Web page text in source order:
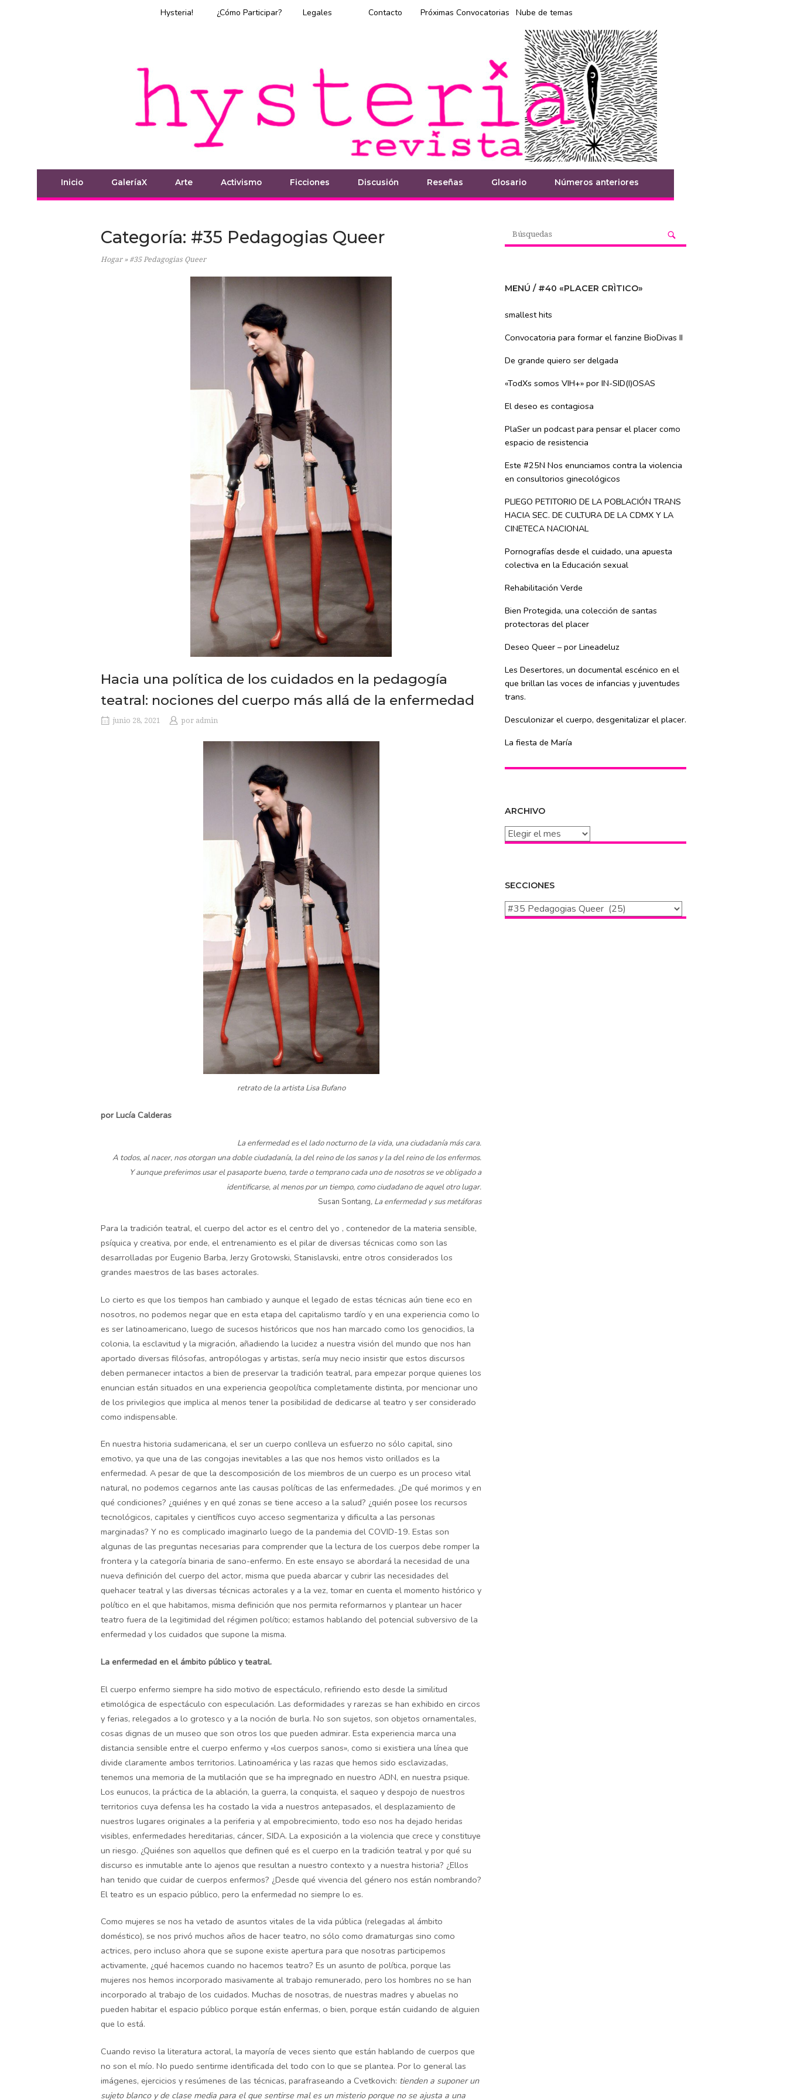
Hysteria! ¿Cómo Participar? Legales Contacto Próximas Convocatorias Nube de temas
Inicio GaleríaX Arte Activismo Ficciones Discusión Reseñas Glosario Números anteriores
Categoría: #35 Pedagogias Queer
Hogar »#35 Pedagogias Queer
Hacia una política de los cuidados en la pedagogía
teatral: nociones del cuerpo más allá de la enfermedad
junio 28, 2021 por admin
retrato de la artista Lisa Bufano
por Lucía Calderas
La enfermedad es el lado nocturno de la vida, una ciudadanía más cara.
A todos, al nacer, nos otorgan una doble ciudadanía, la del reino de los sanos y la del reinode los enfermos.
Y aunque preferimos usar el pasaporte bueno, tarde o temprano cada uno de nosotros se veobligado a
identificarse, al menos por un tiempo, como ciudadano de aquel otro lugar.
Susan Sontang, La enfermedad y sus metáforas
Para la tradición teatral, el cuerpo del actor es el centro del yo , contenedor de la materia sensible,
psíquica y creativa, por ende, el entrenamiento es el pilar de diversas técnicas como son las
desarrolladas por Eugenio Barba, Jerzy Grotowski, Stanislavski, entre otros considerados los
grandes maestros de las bases actorales.
Lo cierto es que los tiempos han cambiado y aunque el legado de estas técnicas aún tiene eco en
nosotros, no podemos negar que en esta etapa del capitalismo tardío y en una experiencia como lo
es ser latinoamericano, luego de sucesos históricos que nos han marcado como los genocidios, la
colonia, la esclavitud y la migración, añadiendo la lucidez a nuestra visión del mundo que nos han
aportado diversas filósofas, antropólogas y artistas, sería muy necio insistir que estos discursos
deben permanecer intactos a bien de preservar la tradición teatral, para empezar porque quienes los
enuncian están situados en una experiencia geopolítica completamente distinta, por mencionar uno
de los privilegios que implica al menos tener la posibilidad de dedicarse al teatro y ser considerado
como indispensable.
En nuestra historia sudamericana, el ser un cuerpo conlleva un esfuerzo no sólo capital, sino
emotivo, ya que una de las congojas inevitables a las que nos hemos visto orillados es la
enfermedad. A pesar de que la descomposición de los miembros de un cuerpo es un proceso vital
natural, no podemos cegarnos ante las causas políticas de las enfermedades. ¿De qué morimos y en
qué condiciones? ¿quiénes y en qué zonas se tiene acceso a la salud? ¿quién posee los recursos
tecnológicos, capitales y científicos cuyo acceso segmentariza y dificulta a las personas
marginadas? Y no es complicado imaginarlo luego de la pandemia del COVID-19. Estas son
algunas de las preguntas necesarias para comprender que la lectura de los cuerpos debe romper la
frontera y la categoría binaria de sano-enfermo. En este ensayo se abordará la necesidad de una
nueva definición del cuerpo del actor, misma que pueda abarcar y cubrir las necesidades del
quehacer teatral y las diversas técnicas actorales y a la vez, tomar en cuenta el momento histórico y
político en el que habitamos, misma definición que nos permita reformarnos y plantear un hacer
teatro fuera de la legitimidad del régimen político; estamos hablando del potencial subversivo de la
enfermedad y los cuidados que supone la misma.
La enfermedad en el ámbito público y teatral.
El cuerpo enfermo siempre ha sido motivo de espectáculo, refiriendo esto desde la similitud
etimológica de espectáculo con especulación. Las deformidades y rarezas se han exhibido en circos
y ferias, relegados a lo grotesco y a la noción de burla. No son sujetos, son objetos ornamentales,
cosas dignas de un museo que son otros los que pueden admirar. Esta experiencia marca una
distancia sensible entre el cuerpo enfermo y «los cuerpos sanos», como si existiera una línea que
divide claramente ambos territorios. Latinoamérica y las razas que hemos sido esclavizadas,
tenemos una memoria de la mutilación que se ha impregnado en nuestro ADN, en nuestra psique.
Los eunucos, la práctica de la ablación, la guerra, la conquista, el saqueo y despojo de nuestros
territorios cuya defensa les ha costado la vida a nuestros antepasados, el desplazamiento de
nuestros lugares originales a la periferia y al empobrecimiento, todo eso nos ha dejado heridas
visibles, enfermedades hereditarias, cáncer, SIDA. La exposición a la violencia que crece y constituye
un riesgo. ¿Quiénes son aquellos que definen qué es el cuerpo en la tradición teatral y por qué su
discurso es inmutable ante lo ajenos que resultan a nuestro contexto y a nuestra historia? ¿Ellos
han tenido que cuidar de cuerpos enfermos? ¿Desde qué vivencia del género nos están nombrando?
El teatro es un espacio público, pero la enfermedad no siempre lo es.
Como mujeres se nos ha vetado de asuntos vitales de la vida pública (relegadas al ámbito
doméstico), se nos privó muchos años de hacer teatro, no sólo como dramaturgas sino como
actrices, pero incluso ahora que se supone existe apertura para que nosotras participemos
activamente, ¿qué hacemos cuando no hacemos teatro? Es un asunto de política, porque las
mujeres nos hemos incorporado masivamente al trabajo remunerado, pero los hombres no se han
incorporado al trabajo de los cuidados. Muchas de nosotras, de nuestras madres y abuelas no
pueden habitar el espacio público porque están enfermas, o bien, porque están cuidando de alguien
que lo está.
Cuando reviso la literatura actoral, la mayoría de veces siento que están hablando de cuerpos que
no son el mío. No puedo sentirme identificada del todo con lo que se plantea. Por lo general las
imágenes, ejercicios y resúmenes de las técnicas, parafraseando a Cvetkovich: tienden a suponer un
sujeto blanco y de clase media para el que sentirse mal es un misterio porque no se ajusta a una
MENÚ / #40 «PLACER CRÌTICO»
smallest hits
Convocatoria para formar el fanzine BioDivas II
De grande quiero ser delgada
«TodXs somos VIH+» por IN-SID(I)OSAS
El deseo es contagiosa
PlaSer un podcast para pensar el placer como
espacio de resistencia
Este #25N Nos enunciamos contra la violencia
en consultorios ginecológicos
PLIEGO PETITORIO DE LA POBLACIÓN TRANS
HACIA SEC. DE CULTURA DE LA CDMX Y LA
CINETECA NACIONAL
Pornografías desde el cuidado, una apuesta
colectiva en la Educación sexual
Rehabilitación Verde
Bien Protegida, una colección de santas
protectoras del placer
Deseo Queer – por Lineadeluz
Les Desertores, un documental escénico en el
que brillan las voces de infancias y juventudes
trans.
Desculonizar el cuerpo, desgenitalizar el placer.
La fiesta de María
ARCHIVO
Archivo
SECCIONES
Secciones